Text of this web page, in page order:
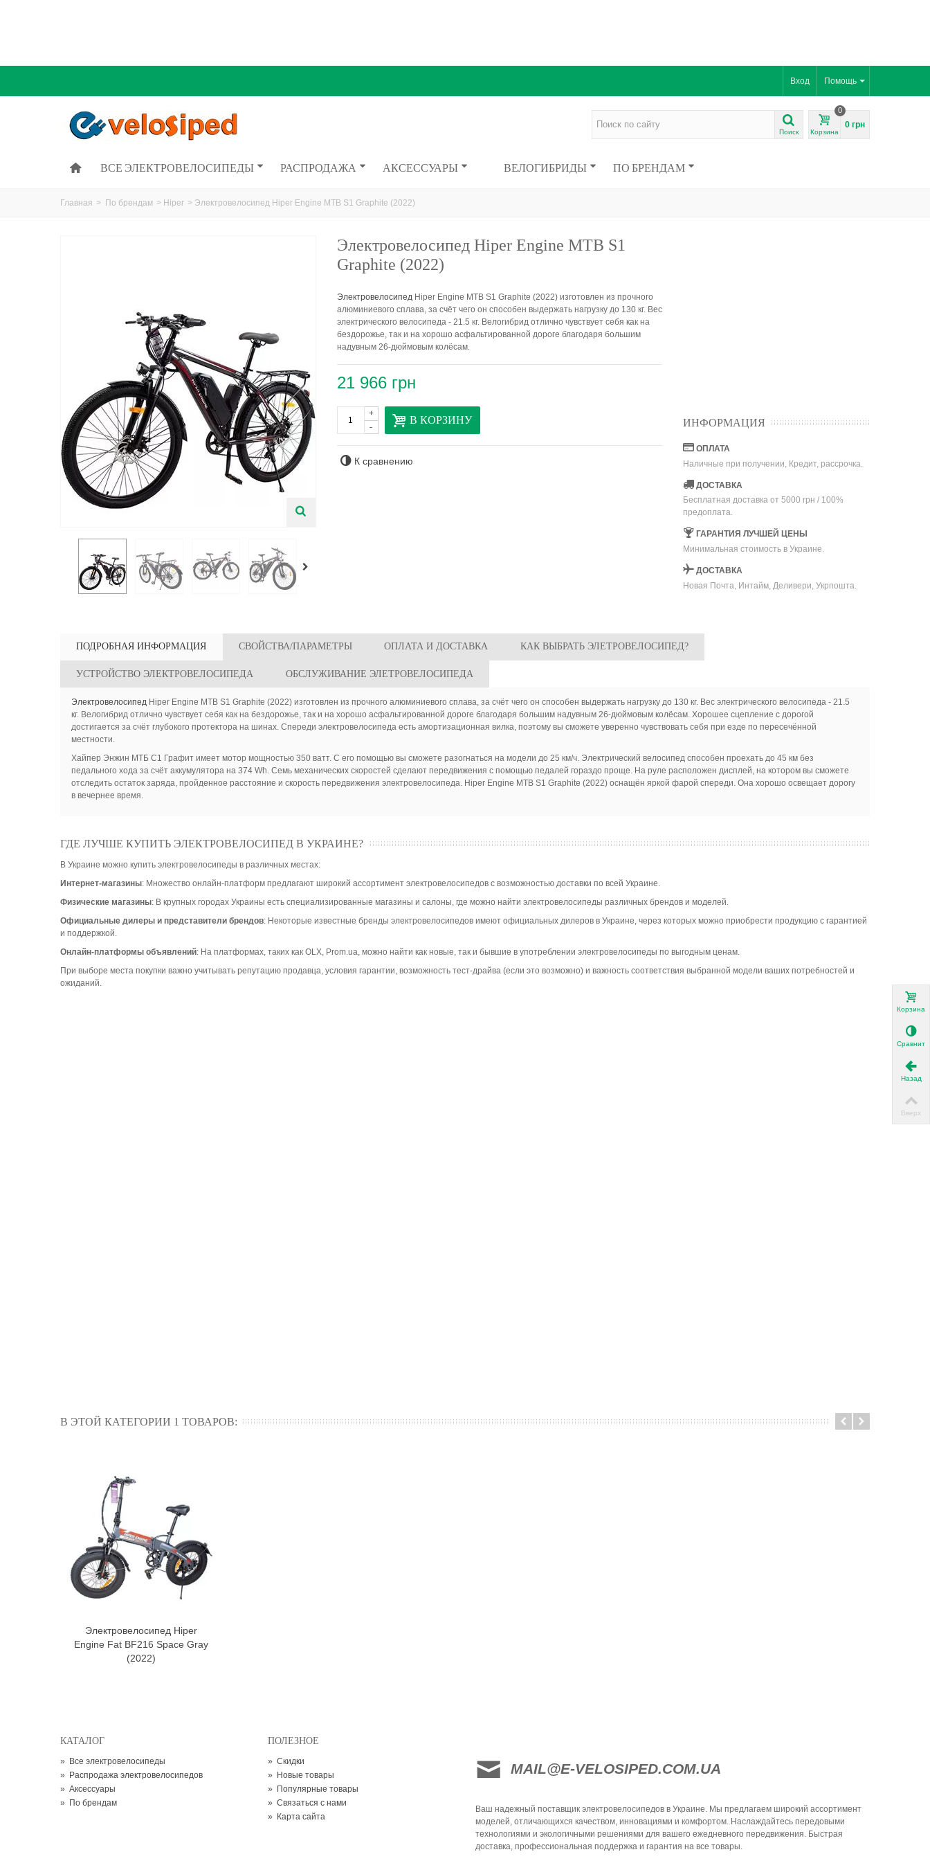
Помощь
Вход
Поиск Корзина
0
0 грн
ВСЕ ЭЛЕКТРОВЕЛОСИПЕДЫ РАСПРОДАЖА АКСЕССУАРЫ ВЕЛОГИБРИДЫ ПО БРЕНДАМ
Главная > По брендам > Hiper > Электровелосипед Hiper Engine MTB S1 Graphite (2022)
Электровелосипед Hiper Engine MTB S1
Graphite (2022)
ЭлектровелосипедHiper Engine MTB S1 Graphite (2022) изготовлен из прочного
алюминиевого сплава, за счёт чего он способен выдержать нагрузку до 130 кг. Вес
электрического велосипеда - 21.5 кг. Велогибрид отлично чувствует себя как на
бездорожье, так и на хорошо асфальтированной дороге благодаря большим
надувным 26-дюймовым колёсам.
21 966 грн
-
+ В КОРЗИНУ
К сравнению
ИНФОРМАЦИЯ
ОПЛАТА
Наличные при получении, Кредит, рассрочка.
ДОСТАВКА
Бесплатная доставка от 5000 грн / 100%
предоплата.
ГАРАНТИЯ ЛУЧШЕЙ ЦЕНЫ
Минимальная стоимость в Украине.
ДОСТАВКА
Новая Почта, Интайм, Деливери, Укрпошта.
ПОДРОБНАЯ ИНФОРМАЦИЯ СВОЙСТВА/ПАРАМЕТРЫ ОПЛАТА И ДОСТАВКА КАК ВЫБРАТЬ ЭЛЕТРОВЕЛОСИПЕД?
УСТРОЙСТВО ЭЛЕКТРОВЕЛОСИПЕДА ОБСЛУЖИВАНИЕ ЭЛЕТРОВЕЛОСИПЕДА
ЭлектровелосипедHiper Engine MTB S1 Graphite (2022) изготовлен из прочного алюминиевого сплава, за счёт чего он способен выдержать нагрузку до 130 кг. Вес электрического велосипеда - 21.5
кг. Велогибрид отлично чувствует себя как на бездорожье, так и на хорошо асфальтированной дороге благодаря большим надувным 26-дюймовым колёсам. Хорошее сцепление с дорогой
достигается за счёт глубокого протектора на шинах. Спереди электровелосипеда есть амортизационная вилка, поэтому вы сможете уверенно чувствовать себя при езде по пересечённой
местности.
Хайпер Энжин МТБ С1 Графит имеет мотор мощностью 350 ватт. С его помощью вы сможете разогнаться на модели до 25 км/ч. Электрический велосипед способен проехать до 45 км без
педального хода за счёт аккумулятора на 374 Wh. Семь механических скоростей сделают передвижения с помощью педалей гораздо проще. На руле расположен дисплей, на котором вы сможете
отследить остаток заряда, пройденное расстояние и скорость передвижения электровелосипеда. Hiper Engine MTB S1 Graphite (2022) оснащён яркой фарой спереди. Она хорошо освещает дорогу
в вечернее время.
ГДЕ ЛУЧШЕ КУПИТЬ ЭЛЕКТРОВЕЛОСИПЕД В УКРАИНЕ?
В Украине можно купить электровелосипеды в различных местах:
Интернет-магазины: Множество онлайн-платформ предлагают широкий ассортимент электровелосипедов с возможностью доставки по всей Украине.
Физические магазины: В крупных городах Украины есть специализированные магазины и салоны, где можно найти электровелосипеды различных брендов и моделей.
Официальные дилеры и представители брендов: Некоторые известные бренды электровелосипедов имеют официальных дилеров в Украине, через которых можно приобрести продукцию с гарантией
и поддержкой.
Онлайн-платформы объявлений: На платформах, таких как OLX, Prom.ua, можно найти как новые, так и бывшие в употреблении электровелосипеды по выгодным ценам.
При выборе места покупки важно учитывать репутацию продавца, условия гарантии, возможность тест-драйва (если это возможно) и важность соответствия выбранной модели ваших потребностей и
ожиданий.
В ЭТОЙ КАТЕГОРИИ 1 ТОВАРОВ:
В корзину
Электровелосипед Hiper
Engine Fat BF216 Space Gray
(2022)
КАТАЛОГ
»
Все электровелосипеды
»
Распродажа электровелосипедов
» Аксессуары
»
По брендам
ПОЛЕЗНОЕ
» Скидки
»
Новые товары
»
Популярные товары
» Связаться с нами
»
Карта сайта
MAIL@E-VELOSIPED.COM.UA
Ваш надежный поставщик электровелосипедов в Украине. Мы предлагаем широкий ассортимент
моделей, отличающихся качеством, инновациями и комфортом. Наслаждайтесь передовыми
технологиями и экологичными решениями для вашего ежедневного передвижения. Быстрая
доставка, профессиональная поддержка и гарантия на все товары.
Корзина
Сравнить
Назад
Вверх